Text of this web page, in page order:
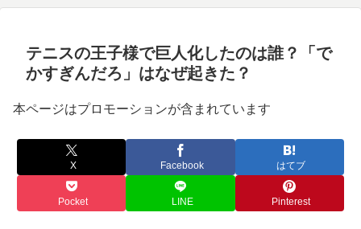
テニスの王子様で巨人化したのは誰？「で
かすぎんだろ」はなぜ起きた？
本ページはプロモーションが含まれています
X Facebook はてブ
Pocket LINE Pinterest